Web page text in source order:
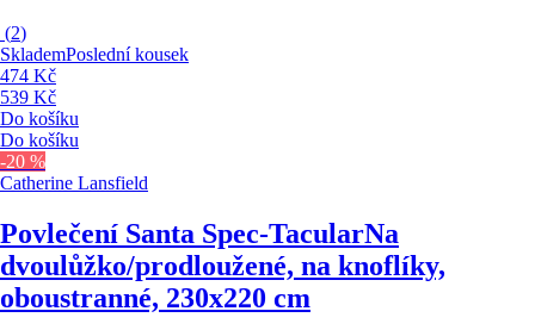
(2)
SklademPoslední kousek
474 Kč
539 Kč
Do košíku
Do košíku
-20 %
Catherine Lansfield
Povlečení Santa Spec-TacularNa
dvoulůžko/prodloužené, na knoflíky,
oboustranné, 230x220 cm